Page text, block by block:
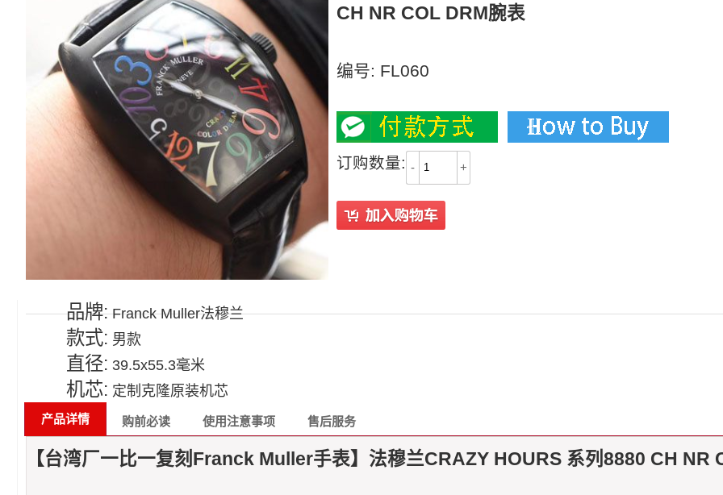
CH NR COL DRM腕表
编号: FL060
订购数量: - +
品牌:Franck Muller法穆兰
款式: 男款
直径: 39.5x55.3毫米
机芯: 定制克隆原装机芯
产品详情 购前必读 使用注意事项 售后服务
【台湾厂一比一复刻Franck Muller手表】法穆兰CRAZY HOURS 系列8880 CH NR